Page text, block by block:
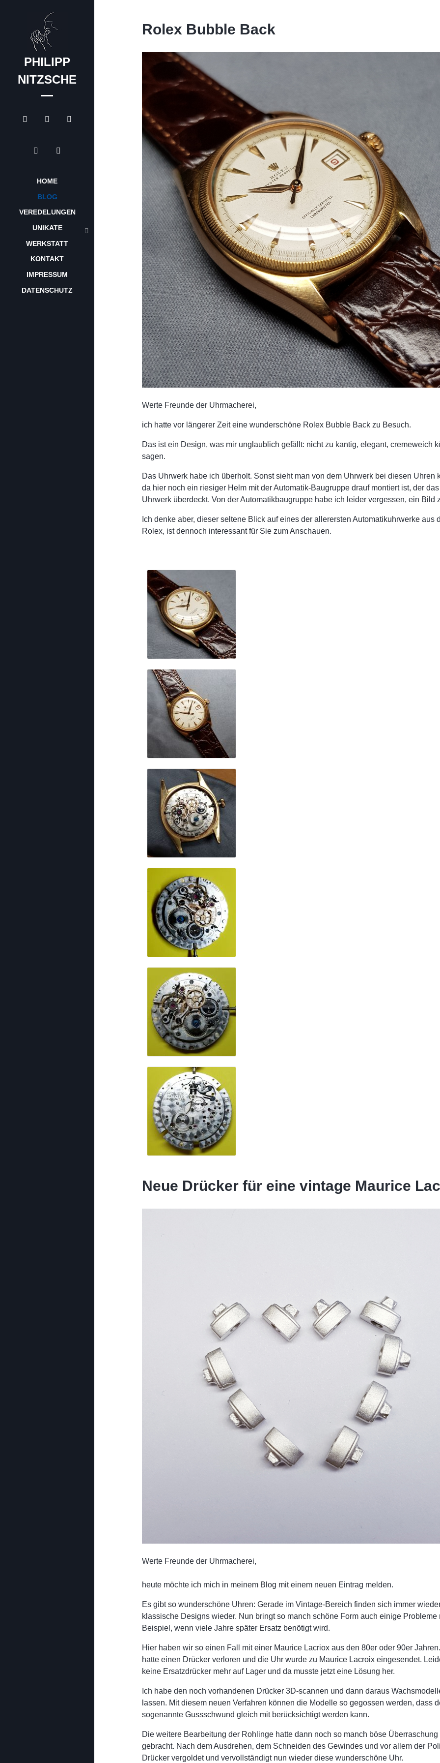
Rolex Bubble Back
Werte Freunde der Uhrmacherei,
ich hatte vor längerer Zeit eine wunderschöne Rolex Bubble Back zu Besuch.
Das ist ein Design, was mir unglaublich gefällt: nicht zu kantig, elegant, cremeweich
sagen.
Das Uhrwerk habe ich überholt. Sonst sieht man von dem Uhrwerk bei diesen Uhren
da hier noch ein riesiger Helm mit der Automatik-Baugruppe drauf montiert ist, der
Uhrwerk überdeckt. Von der Automatikbaugruppe habe ich leider vergessen, ein Bild
Ich denke aber, dieser seltene Blick auf eines der allerersten Automatikuhrwerke aus
Rolex, ist dennoch interessant für Sie zum Anschauen.
Neue Drücker für eine vintage Maurice
Werte Freunde der Uhrmacherei,
heute möchte ich mich in meinem Blog mit einem neuen Eintrag melden.
Es gibt so wunderschöne Uhren: Gerade im Vintage-Bereich finden sich immer
klassische Designs wieder. Nun bringt so manch schöne Form auch einige Probleme
Beispiel, wenn viele Jahre später Ersatz benötigt wird.
Hier haben wir so einen Fall mit einer Maurice Lacriox aus den 80er oder 90er
hatte einen Drücker verloren und die Uhr wurde zu Maurice Lacroix eingesendet.
keine Ersatzdrücker mehr auf Lager und da musste jetzt eine Lösung her.
Ich habe den noch vorhandenen Drücker 3D-scannen und dann daraus
lassen. Mit diesem neuen Verfahren können die Modelle so gegossen werden, dass
sogenannte Gussschwund gleich mit berücksichtigt werden kann.
Die weitere Bearbeitung der Rohlinge hatte dann noch so manch böse Überraschung
gebracht. Nach dem Ausdrehen, dem Schneiden des Gewindes und vor allem der
Drücker vergoldet und vervollständigt nun wieder diese wunderschöne Uhr.
PHILIPP
NITZSCHE
HOME
BLOG
VEREDELUNGEN
UNIKATE
WERKSTATT
KONTAKT
IMPRESSUM
DATENSCHUTZ